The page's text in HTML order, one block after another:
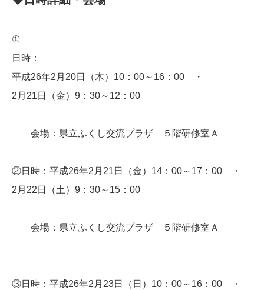
①
日時：
平成26年2月20日（木）10：00～16：00 ・
2月21日（金）9：30～12：00
会場：県立ふくし交流プラザ ５階研修室Ａ
②日時：平成26年2月21日（金）14：00～17：00 ・
2月22日（土）9：30～15：00
会場：県立ふくし交流プラザ ５階研修室Ａ
③日時：平成26年2月23日（日）10：00～16：00 ・